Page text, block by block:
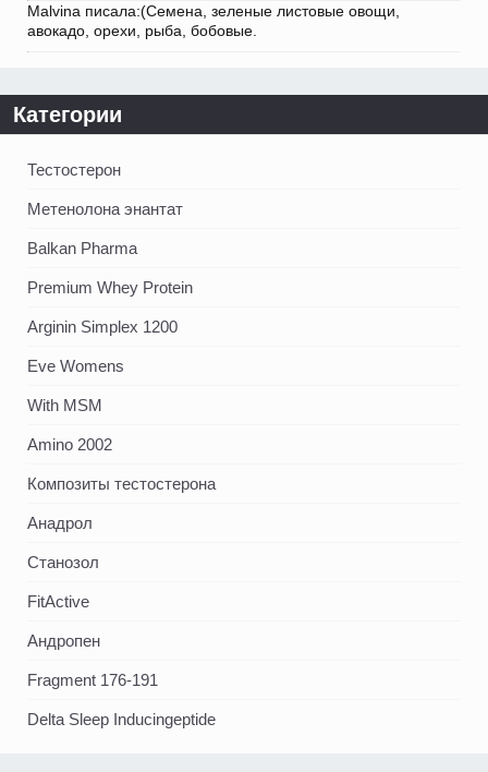
Malvina писала:(Семена, зеленые листовые овощи,
авокадо, орехи, рыба, бобовые.
Категории
Тестостерон
Метенолона энантат
Balkan Pharma
Premium Whey Protein
Arginin Simplex 1200
Eve Womens
With MSM
Amino 2002
Композиты тестостерона
Анадрол
Станозол
FitActive
Андропен
Fragment 176-191
Delta Sleep Inducingeptide